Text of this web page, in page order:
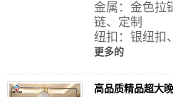
金属：金色拉
链、定制
纽扣：银纽扣
更多的
高品质精品超大